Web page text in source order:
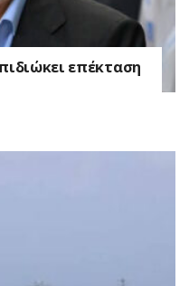
επέκταση